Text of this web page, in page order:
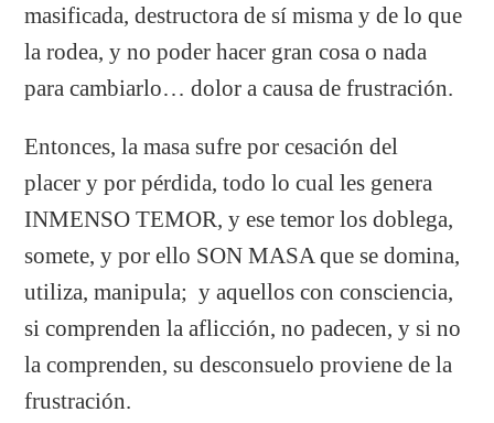
masificada, destructora de sí misma y de lo que
la rodea, y no poder hacer gran cosa o nada
para cambiarlo… dolor a causa de frustración.
Entonces, la masa sufre por cesación del
placer y por pérdida, todo lo cual les genera
INMENSO TEMOR, y ese temor los doblega,
somete, y por ello SON MASA que se domina,
utiliza, manipula; y aquellos con consciencia,
si comprenden la aflicción, no padecen, y si no
la comprenden, su desconsuelo proviene de la
frustración.